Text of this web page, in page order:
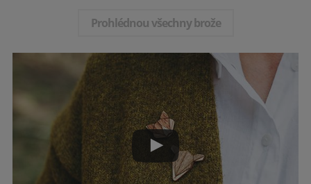
Prohlédnou všechny brože